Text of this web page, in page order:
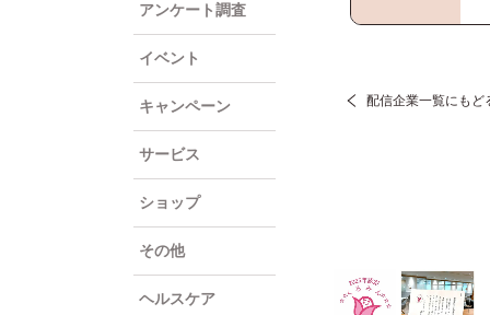
アンケート調査
イベント
キャンペーン
サービス
ショップ
その他
ヘルスケア
配信企業一覧にもど